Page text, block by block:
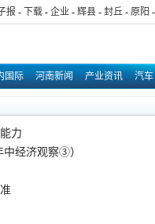
报 - 下载 - 企业 - 辉县 - 封丘 - 原阳 -
国际 河南新闻 产业资讯 汽车
力
中经济观察③）